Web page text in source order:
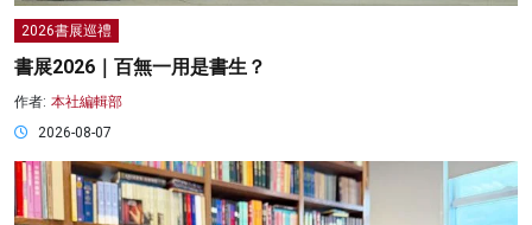
2026書展巡禮
書展2026｜百無一用是書生？
作者: 本社編輯部
2026-08-07